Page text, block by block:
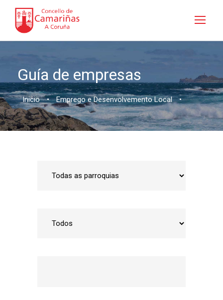
Guía de empresas
Inicio • Emprego e Desenvolvemento Local •